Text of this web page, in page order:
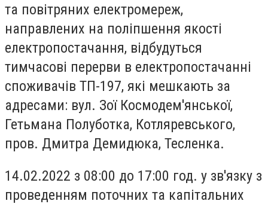
та повітряних електромереж,
направлених на поліпшення якості
електропостачання, відбудуться
тимчасові перерви в електропостачанні
споживачів ТП-197, які мешкають за
адресами: вул. Зої Космодем'янської,
Гетьмана Полуботка, Котляревського,
пров. Дмитра Демидюка, Тесленка.
14.02.2022 з 08:00 до 17:00 год. у зв'язку з
проведенням поточних та капітальних